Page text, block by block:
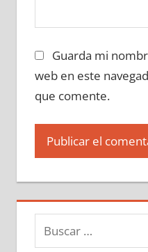
Guarda mi
web en este
que comente.